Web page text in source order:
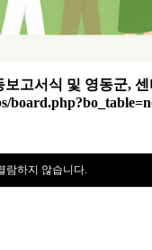
보고서식 및 영동군,
람하지 않습니다.